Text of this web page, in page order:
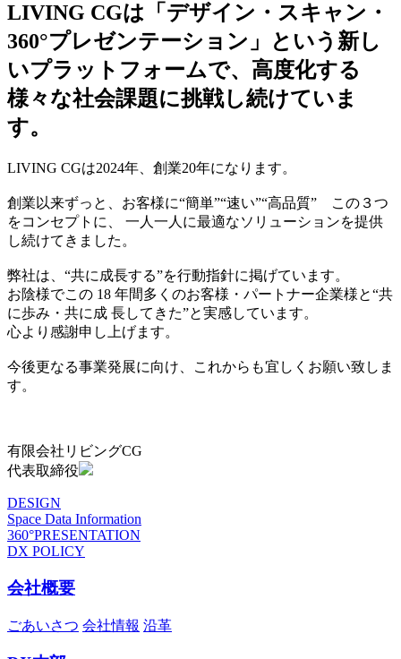
LIVING CGは「デザイン・スキャン・
360°プレゼンテーション」という新し
いプラットフォームで、高度化する
様々な社会課題に挑戦し続けていま
す。
LIVING CGは2024年、創業20年になります。
創業以来ずっと、お客様に“簡単”“速い”“高品質” この３つ
をコンセプトに、 一人一人に最適なソリューションを提供
し続けてきました。
弊社は、“共に成長する”を行動指針に掲げています。
お陰様でこの 18 年間多くのお客様・パートナー企業様と“共
に歩み・共に成 長してきた”と実感しています。
心より感謝申し上げます。
今後更なる事業発展に向け、これからも宜しくお願い致しま
す。
有限会社リビングCG
代表取締役
DESIGN
Space Data Information
360°PRESENTATION
DX POLICY
会社概要
ごあいさつ 会社情報 沿革